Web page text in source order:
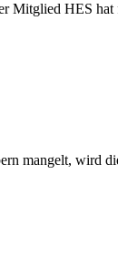
Mitglied HES
mangelt, wird